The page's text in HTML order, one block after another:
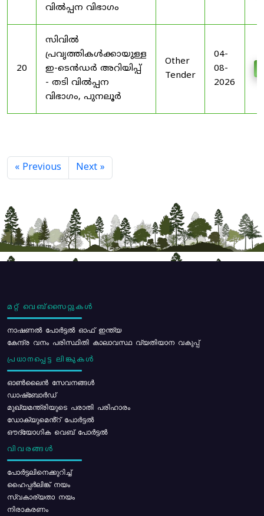
വിൽപ്പന വിഭാഗം
20
സിവിൽ
പ്രവൃത്തികൾക്കായുള്ള
ഇ-ടെൻഡർ അറിയിപ്പ്
- തടി വിൽപ്പന
വിഭാഗം, പുനലൂർ
Other
Tender
04-
08-
2026
« Previous Next »
മറ്റ് വെബ്സൈറ്റുകൾ
നാഷണൽ പോർട്ടൽ ഓഫ് ഇന്ത്യ
കേന്ദ്ര വനം പരിസ്ഥിതി കാലാവസ്ഥ വ്യതിയാന വകുപ്പ്
പ്രധാനപ്പെട്ട ലിങ്കുകൾ
ഓൺലൈൻ സേവനങ്ങൾ
ഡാഷ്ബോർഡ്
മുഖ്യമന്ത്രിയുടെ പരാതി പരിഹാരം
ഡോക്യുമെൻ്റ് പോർട്ടൽ
ഔദ്യോഗിക വെബ് പോർട്ടൽ
വിവരങ്ങൾ
പോര്‍ട്ടലിനെക്കുറിച്ച്
ഹൈപ്പർലിങ്ക് നയം
സ്വകാര്യതാ നയം
നിരാകരണം